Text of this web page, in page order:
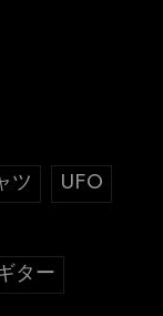
ツ UFO
ター